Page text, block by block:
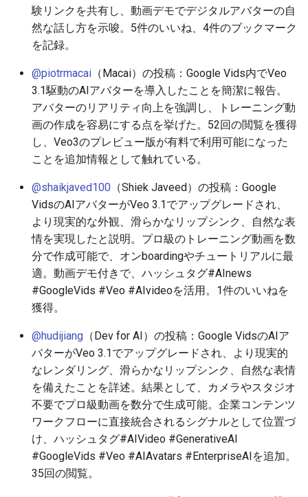
2026-06-17
2026-06-15
2026-06-14
2026-06-13
2026-06-12
2026-06-11
2026-06-10
2026-06-09
2026-06-08
2026-06-07
2026-06-06
2026-06-05
2026-06-04
2025-12-02
2025-11-30
2025-11-29
2025-11-28
2025-11-27
2025-11-26
2025-11-25
2025-11-24
2025-11-23
2025-11-22
2025-11-21
2025-11-20
2025-11-19
2026-06-17
2026-06-15
2026-06-14
2026-06-13
2026-06-12
2026-06-11
2026-06-10
2026-06-09
2026-06-08
2026-06-07
2026-06-06
2026-06-05
2026-06-04
2025-12-02
2025-11-30
2025-11-29
2025-11-28
2025-11-27
2025-11-26
2025-11-25
2025-11-24
2025-11-23
2025-11-22
2025-11-21
2025-11-20
2025-11-19
2026-06-14
2026-06-12
2026-06-11
2026-06-10
2026-06-09
2026-06-08
2026-06-07
2026-06-06
2026-06-05
2026-06-04
2026-06-03
2026-06-02
2026-06-01
2025-12-02
2025-11-30
2025-11-29
2025-11-28
2025-11-27
2025-11-26
2025-11-25
2025-11-24
2025-11-23
2025-11-22
2025-11-21
2025-11-20
2025-11-19
2025-12-02
2025-11-30
2025-11-29
2025-11-28
2025-11-27
2025-11-26
2025-11-25
2025-11-24
2025-11-23
2025-11-22
2025-11-21
2025-11-20
2025-11-19
2026-06-17
2026-06-15
2026-06-14
2026-06-13
2026-06-12
2026-06-11
2026-06-10
2026-06-09
2026-06-08
2026-06-07
2026-06-06
2026-06-05
2026-06-04
2026-06-11
2026-06-09
2026-06-08
2026-06-07
2026-06-06
2026-06-05
2026-06-04
2026-06-03
2026-06-02
2026-06-01
2026-05-31
2026-05-30
験リンクを共有し、動画デモでデジタルアバターの自
然な話し方を示唆。5件のいいね、4件のブックマーク
を記録。
@piotrmacai （Macai）の投稿：Google Vids内でVeo
3.1駆動のAIアバターを導入したことを簡潔に報告。
アバターのリアリティ向上を強調し、トレーニング動
画の作成を容易にする点を挙げた。52回の閲覧を獲得
し、Veo3のプレビュー版が有料で利用可能になった
ことを追加情報として触れている。
@shaikjaved100 （Shiek Javeed）の投稿：Google
VidsのAIアバターがVeo 3.1でアップグレードされ、
より現実的な外観、滑らかなリップシンク、自然な表
情を実現したと説明。プロ級のトレーニング動画を数
分で作成可能で、オンboardingやチュートリアルに最
適。動画デモ付きで、ハッシュタグ#AInews
#GoogleVids #Veo #AIvideoを活用。1件のいいねを
獲得。
@hudijiang （Dev for AI）の投稿：Google VidsのAIア
バターがVeo 3.1でアップグレードされ、より現実的
なレンダリング、滑らかなリップシンク、自然な表情
を備えたことを詳述。結果として、カメラやスタジオ
不要でプロ級動画を数分で生成可能。企業コンテンツ
ワークフローに直接統合されるシグナルとして位置づ
け、ハッシュタグ#AIVideo #GenerativeAI
#GoogleVids #Veo #AIAvatars #EnterpriseAIを追加。
35回の閲覧。